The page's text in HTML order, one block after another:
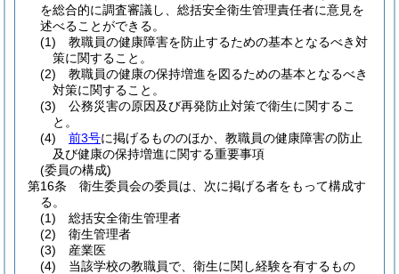
を総合的に調査審議し、総括安全衛生管理責任者に意見を
述べることができる。
(1)
教職員の健康障害を防止するための基本となるべき対
策に関すること。
(2)
教職員の健康の保持増進を図るための基本となるべき
対策に関すること。
(3)
公務災害の原因及び再発防止対策で衛生に関するこ
と。
(4)
前3号に掲げるもののほか、教職員の健康障害の防止
及び健康の保持増進に関する重要事項
(委員の構成)
第16条
衛生委員会の委員は、次に掲げる者をもって構成す
る。
(1)
総括安全衛生管理者
(2)
衛生管理者
(3)
産業医
(4)
当該学校の教職員で、衛生に関し経験を有するもの